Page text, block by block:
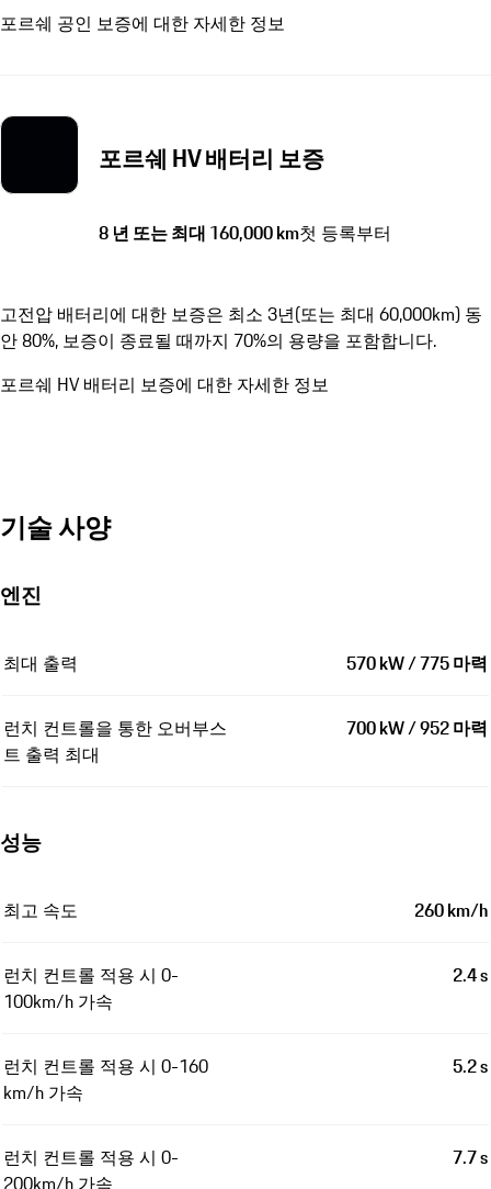
포르쉐 공인 보증에 대한 자세한 정보
포르쉐 HV 배터리 보증
8 년 또는 최대 160,000 km첫 등록부터
고전압 배터리에 대한 보증은 최소 3년(또는 최대 60,000km) 동
안 80%, 보증이 종료될 때까지 70%의 용량을 포함합니다.
포르쉐 HV 배터리 보증에 대한 자세한 정보
기술 사양
엔진
최대 출력 570 kW / 775 마력
런치 컨트롤을 통한 오버부스
트 출력 최대
700 kW / 952 마력
성능
최고 속도 260 km/h
런치 컨트롤 적용 시 0-
100km/h 가속
2.4 s
런치 컨트롤 적용 시 0-160
km/h 가속
5.2 s
런치 컨트롤 적용 시 0-
200km/h 가속
7.7 s